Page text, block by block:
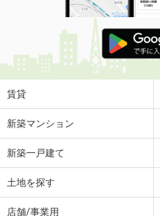
賃貸
新築マンション
新築一戸建て
土地を探す
店舗/事業用